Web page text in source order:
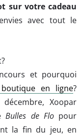
sur votre cadeau
avec tout le
et pourquoi
en ligne?
décembre, Xoopar
Bulles de Flopour
la fin du jeu, en